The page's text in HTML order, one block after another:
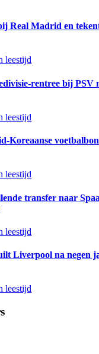
Real Madrid en
leestijd
rentree bij PSV
leestijd
Koreaanse
leestijd
transfer naar
leestijd
Liverpool na negen
leestijd